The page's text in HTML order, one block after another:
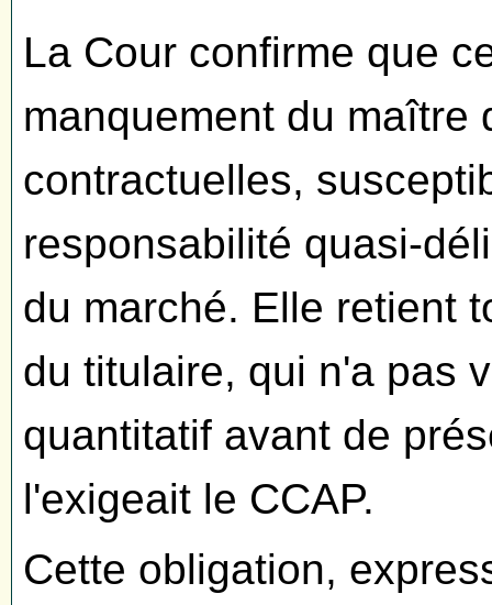
La Cour confirme que
manquement du
contractuelles,
responsabilité quasi-
du marché. Elle retient
du titulaire, qui n'a pas
quantitatif avant de
l'exigeait le CCAP.
Cette obligation,